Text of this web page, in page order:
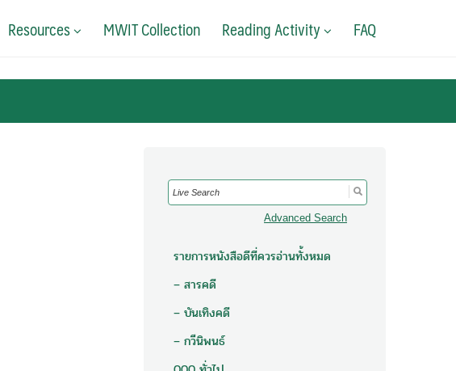
Resources MWIT Collection Reading Activity FAQ
Search
for:
Advanced Search
รายการหนังสือดีที่ควรอ่านทั้งหมด
– สารคดี
– บันเทิงคดี
– กวีนิพนธ์